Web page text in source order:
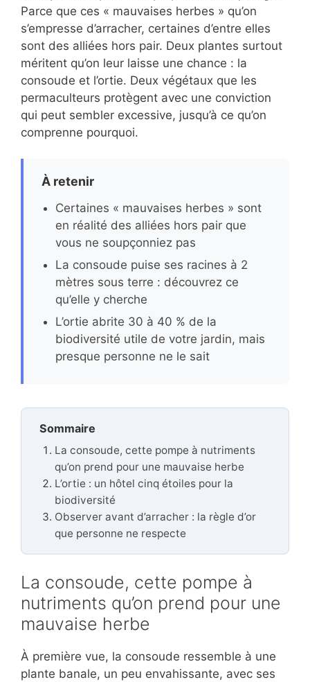
Parce que ces « mauvaises herbes » qu’on
s’empresse d’arracher, certaines d’entre elles
sont des alliées hors pair. Deux plantes surtout
méritent qu’on leur laisse une chance : la
consoude et l’ortie. Deux végétaux que les
permaculteurs protègent avec une conviction
qui peut sembler excessive, jusqu’à ce qu’on
comprenne pourquoi.
À retenir
Certaines « mauvaises herbes » sont
en réalité des alliées hors pair que
vous ne soupçonniez pas
La consoude puise ses racines à 2
mètres sous terre : découvrez ce
qu’elle y cherche
L’ortie abrite 30 à 40 % de la
biodiversité utile de votre jardin, mais
presque personne ne le sait
Sommaire
La consoude, cette pompe à nutriments
qu’on prend pour une mauvaise herbe
L’ortie : un hôtel cinq étoiles pour la
biodiversité
Observer avant d’arracher : la règle d’or
que personne ne respecte
La consoude, cette pompe à
nutriments qu’on prend pour une
mauvaise herbe
À première vue, la consoude ressemble à une
plante banale, un peu envahissante, avec ses